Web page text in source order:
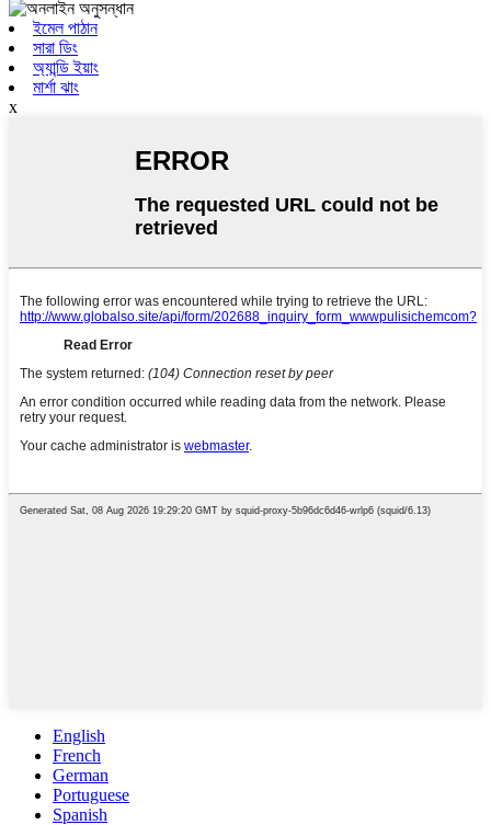
ইমেল পাঠান
সারা ডিং
অ্যান্ডি ইয়াং
মার্শা ঝাং
x
English
French
German
Portuguese
Spanish